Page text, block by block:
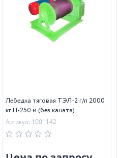
Лебедка тяговая ТЭЛ-2 г/п 2000
кг Н-250 м (без каната)
Артикул: 1001142